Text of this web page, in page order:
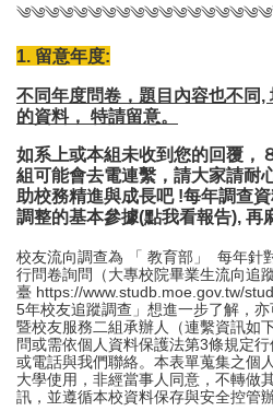
1. 留意年度:
不同年度問卷，題目內容也不同
的資料， 特請留意。
如系上或本組未收到您的回覆，
組可能會去電連繫，請大家請耐
助校務精進與成長吧 !每年調查
調整的基本參據(點我看報告), 再
校友流向調查為 「 教育部」 每年針
行問卷詢問（大專校院畢業生流向追
臺 https://www.studb.moe.gov.tw/
5年校友追蹤調查」想進一步了解，
暨校友服務二組承辦人（連繫資訊如
問或需依個人資料保護法第3條規定
或電話與我們聯絡。本表單蒐集之個
大學使用，非經當事人同意，不轉做
訊，並遵循本校資料保存與安全控管辦